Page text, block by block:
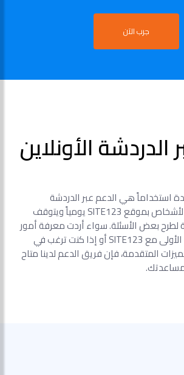
جرب الآن
الدردشة الأونلاين
استخداماً هي الدعم عبر الدردشة
الأونلاين. يمر آلاف الأشخاص بموقع SITE123 يومياً ويتوقف
بعض الأسئلة. سواء أردت معرفة أمور
بسيطة عن خطواتك الأولى مع SITE123 أو إذا كنت ترغب في
المتقدمة، فإن فريق الدعم لدينا متاح